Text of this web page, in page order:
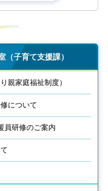
（子育て支援課）
親家庭福祉制度）
について
員研修のご案内